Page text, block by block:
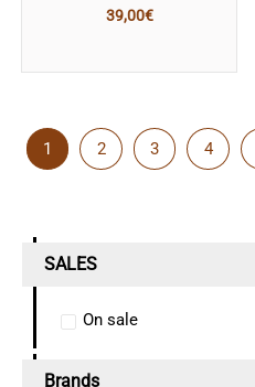
39,00€
1 2 3 4
SALES
On sale
Brands